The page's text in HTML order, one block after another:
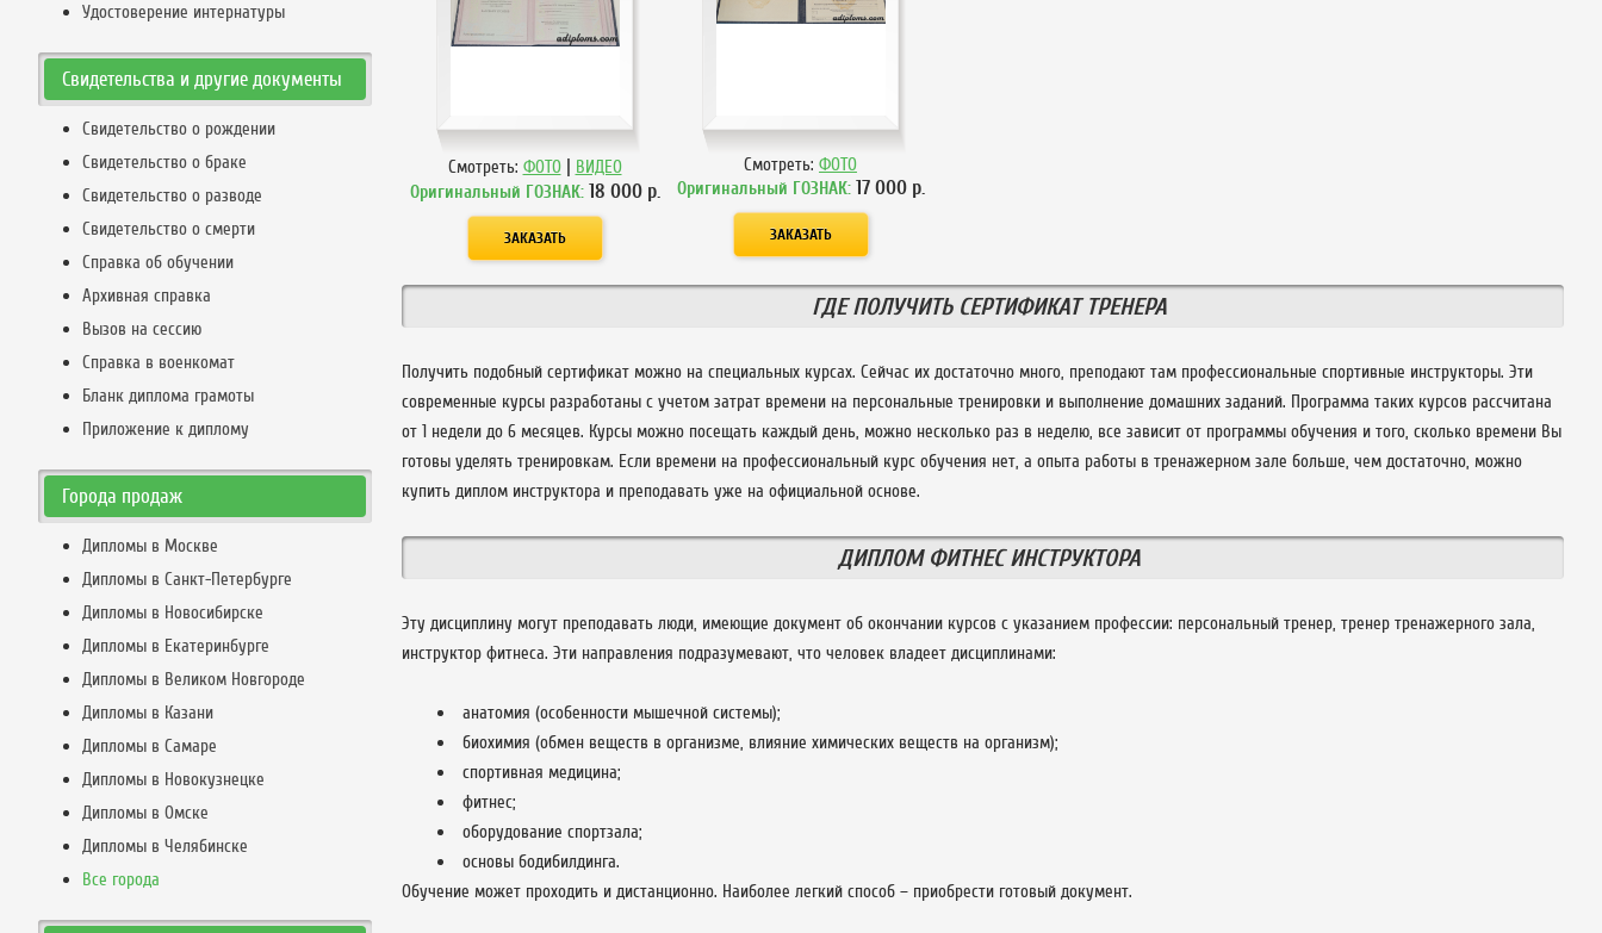
Смотреть: ФОТО | ВИДЕО
Оригинальный ГОЗНАК: 18 000р.
Смотреть: ФОТО
Оригинальный ГОЗНАК: 17 000р.
ГДЕ ПОЛУЧИТЬ СЕРТИФИКАТ ТРЕНЕРА
Получить подобный сертификат можно на специальных курсах. Сейчас их достаточно много, преподают там профессиональные спортивные инструкторы. Эти
современные курсы разработаны с учетом затрат времени на персональные тренировки и выполнение домашних заданий. Программа таких курсов рассчитана
от 1 недели до 6 месяцев. Курсы можно посещать каждый день, можно несколько раз в неделю, все зависит от программы обучения и того, сколько времени Вы
готовы уделять тренировкам. Если времени на профессиональный курс обучения нет, а опыта работы в тренажерном зале больше, чем достаточно, можно
купить диплом инструктора и преподавать уже на официальной основе.
ДИПЛОМ ФИТНЕС ИНСТРУКТОРА
Эту дисциплину могут преподавать люди, имеющие документ об окончании курсов с указанием профессии: персональный тренер, тренер тренажерного зала,
инструктор фитнеса. Эти направления подразумевают, что человек владеет дисциплинами:
анатомия (особенности мышечной системы);
биохимия (обмен веществ в организме, влияние химических веществ на организм);
спортивная медицина;
фитнес;
оборудование спортзала;
основы бодибилдинга.
Обучение может проходить и дистанционно. Наиболее легкий способ – приобрести готовый документ.
Удостоверение интернатуры
Свидетельства и другие документы
Свидетельство о рождении
Свидетельство о браке
Свидетельство о разводе
Свидетельство о смерти
Справка об обучении
Архивная справка
Вызов на сессию
Справка в военкомат
Бланк диплома грамоты
Приложение к диплому
Города продаж
Дипломы в Москве
Дипломы в Санкт-Петербурге
Дипломы в Новосибирске
Дипломы в Екатеринбурге
Дипломы в Великом Новгороде
Дипломы в Казани
Дипломы в Самаре
Дипломы в Новокузнецке
Дипломы в Омске
Дипломы в Челябинске
Все города